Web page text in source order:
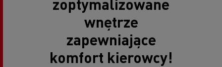
zoptymalizowane
wnętrze
zapewniające
komfort kierowcy!